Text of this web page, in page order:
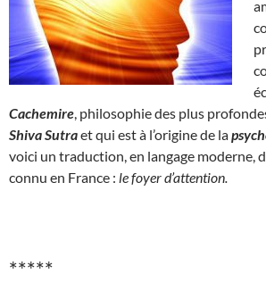
Cachemire , philosophie des plus
Shiva Sutraet qui est à l’origine de la
voici un traduction, en langage moderne,
connu en France : le foyer d’attention.
*****